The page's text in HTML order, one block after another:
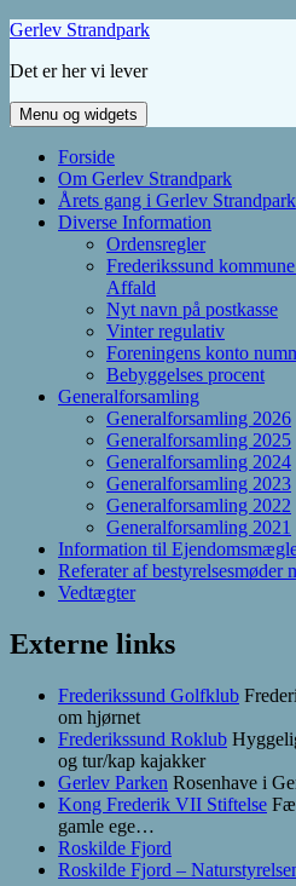
Hop
indhold
Gerlev Strandpark
Det er her vi lever
Menu og widgets
Forside
Om Gerlev Strandpark
Årets gang i Gerlev Strandpark
Diverse Information
Ordensregler
Frederikssund
Affald
Nyt navn på postkasse
Vinter regulativ
Foreningens konto
Bebyggelses procent
Generalforsamling
Generalforsamling 2026
Generalforsamling 2025
Generalforsamling 2024
Generalforsamling 2023
Generalforsamling 2022
Generalforsamling 2021
Information til
Referater af bestyrelsesmøder
Vedtægter
Externe links
Frederikssund Golfklub
om hjørnet
Frederikssund Roklub
og tur/kap kajakker
Gerlev Parken Rosenhave i
Kong Frederik VII Stiftelse
gamle ege…
Roskilde Fjord
Roskilde Fjord –